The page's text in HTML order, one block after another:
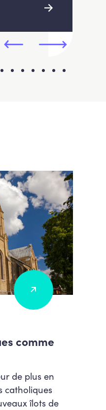
comme
de plus en
catholiques
îlots de